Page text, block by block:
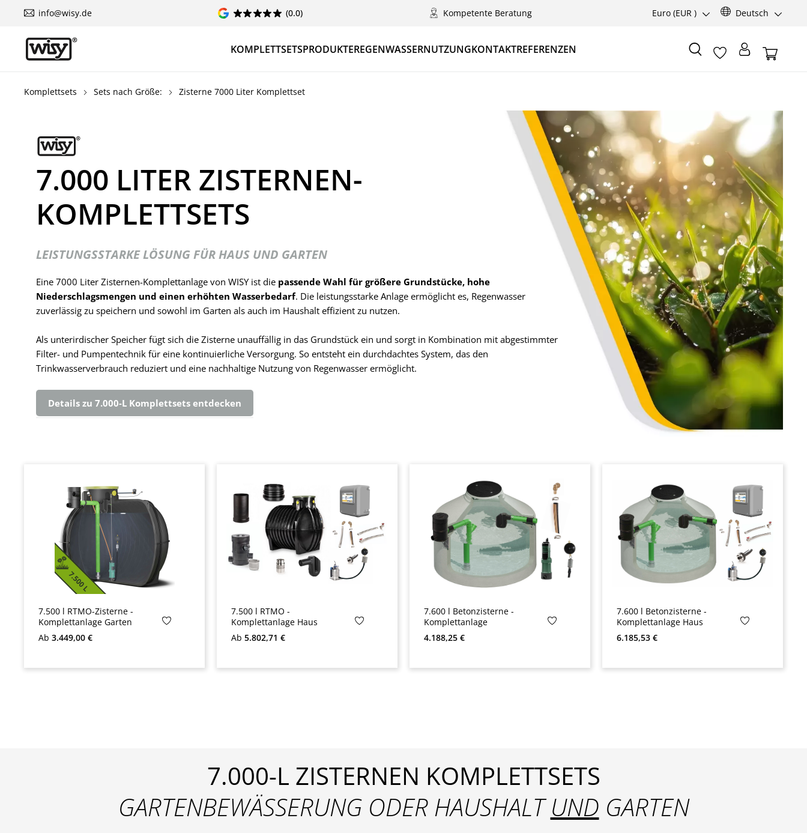
info@wisy.de (0.0) Kompetente Beratung Euro (EUR ) Deutsch
KOMPLETTSETSPRODUKTEREGENWASSERNUTZUNGKONTAKTREFERENZEN
Komplettsets Sets nach Größe: Zisterne 7000 Liter Komplettset
7.000 LITER ZISTERNEN-
KOMPLETTSETS
LEISTUNGSSTARKE LÖSUNG FÜR HAUS UND GARTEN
Eine 7000 Liter Zisternen-Komplettanlage von WISY ist die passende Wahl für größere Grundstücke, hohe
Niederschlagsmengen und einen erhöhten Wasserbedarf. Die leistungsstarke Anlage ermöglicht es, Regenwasser
zuverlässig zu speichern und sowohl im Garten als auch im Haushalt effizient zu nutzen.
Als unterirdischer Speicher fügt sich die Zisterne unauffällig in das Grundstück ein und sorgt in Kombination mit abgestimmter
Filter- und Pumpentechnik für eine kontinuierliche Versorgung. So entsteht ein durchdachtes System, das den
Trinkwasserverbrauch reduziert und eine nachhaltige Nutzung von Regenwasser ermöglicht.
Details zu 7.000-L Komplettsets entdecken
7.500 l RTMO-Zisterne -
Komplettanlage Garten
Regulärer Preis:
Ab 3.449,00 €
7.500 l RTMO -
Komplettanlage Haus
Regulärer Preis:
Ab 5.802,71 €
7.600 l Betonzisterne -
Komplettanlage
Regulärer Preis:
4.188,25 €
7.600 l Betonzisterne -
Komplettanlage Haus
Regulärer Preis:
6.185,53 €
7.000-L ZISTERNEN KOMPLETTSETS
GARTENBEWÄSSERUNG ODER HAUSHALTUND GARTEN